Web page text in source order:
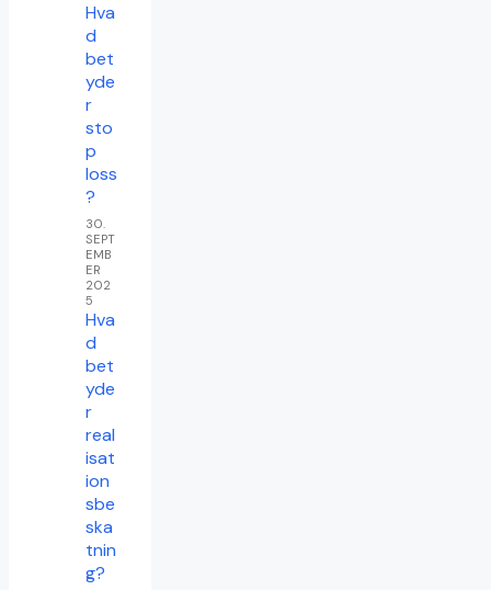
Hva
d
bet
yde
r
sto
p
loss
?
30.
SEPT
EMB
ER
202
5
Hva
d
bet
yde
r
real
isat
ion
sbe
ska
tnin
g?